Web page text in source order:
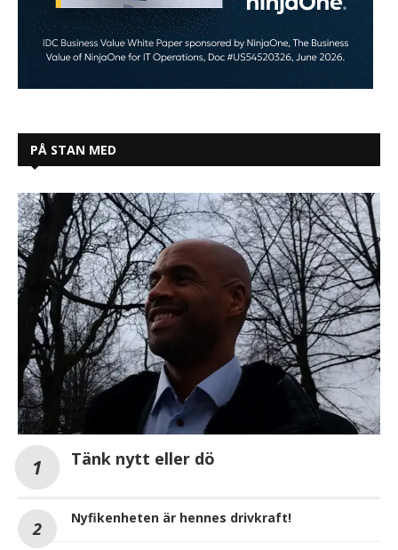
PÅ STAN MED
Tänk nytt eller dö
Nyfikenheten är hennes drivkraft!